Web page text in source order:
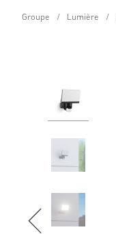
Groupe Lumière
Caractéristiques